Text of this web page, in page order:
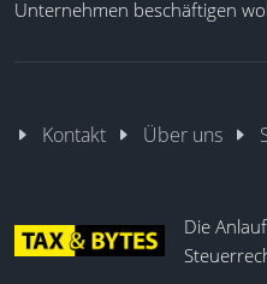
Unternehmen beschäftigen
Kontakt Über uns
Die